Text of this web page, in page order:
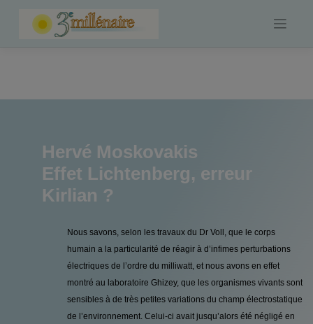
Hervé Moskovakis
Effet Lichtenberg, erreur
Kirlian ?
Nous savons, selon les travaux du Dr Voll, que le corps
humain a la particularité de réagir à d’infimes perturbations
électriques de l’ordre du milliwatt, et nous avons en effet
montré au laboratoire Ghizey, que les organismes vivants sont
sensibles à de très petites variations du champ électrostatique
de l’environnement. Celui-ci avait jusqu’alors été négligé en